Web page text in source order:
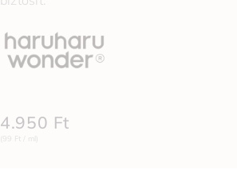
4.950 Ft
(99 Ft / ml)